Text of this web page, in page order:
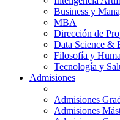
Business y
MBA
Dirección de
Data Science &
Filosofía y
Tecnología y
Admisiones
Admisiones
Admisiones